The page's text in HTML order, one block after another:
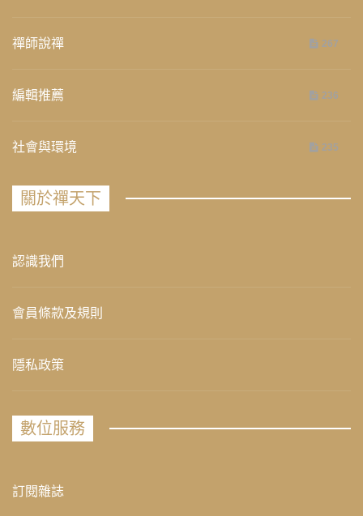
禪師說禪 267
編輯推薦 236
社會與環境 235
關於禪天下
認識我們
會員條款及規則
隱私政策
數位服務
訂閱雜誌